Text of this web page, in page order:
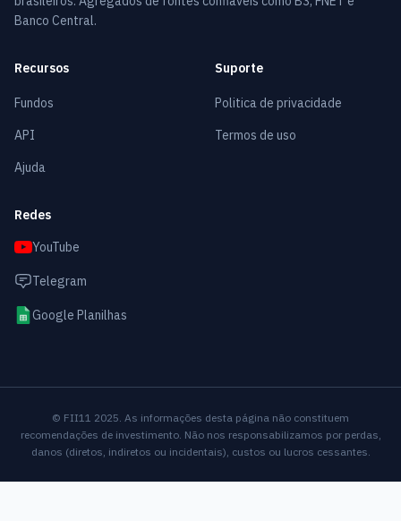
Banco Central.
Recursos
Fundos
API
Ajuda
Suporte
Politica de privacidade
Termos de uso
Redes
YouTube
Telegram
Google Planilhas
© FII11 2025. As informações desta página não constituem
recomendações de investimento. Não nos responsabilizamos por perdas,
danos (diretos, indiretos ou incidentais), custos ou lucros cessantes.